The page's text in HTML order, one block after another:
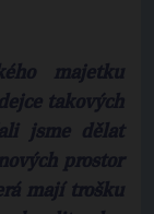
majetku
takových
jsme dělat
prostor
mají trošku